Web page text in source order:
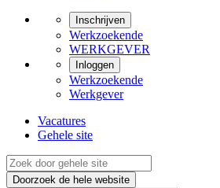
Inschrijven
Werkzoekende
WERKGEVER
Inloggen
Werkzoekende
Werkgever
Vacatures
Gehele site